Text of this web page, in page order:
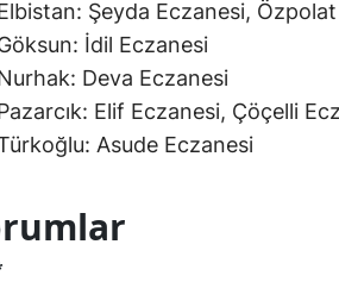
Şeyda Eczanesi,
İdil Eczanesi
Deva Eczanesi
Elif Eczanesi, Çöçelli
Asude Eczanesi